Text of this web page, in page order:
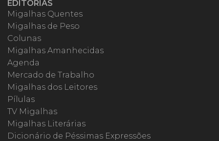
EDITORIAS
Migalhas Quentes
Migalhas de Peso
Colunas
Migalhas Amanhecidas
Agenda
Mercado de Trabalho
Migalhas dos Leitores
Pílulas
TV Migalhas
Migalhas Literárias
Dicionário de Péssimas Expressões